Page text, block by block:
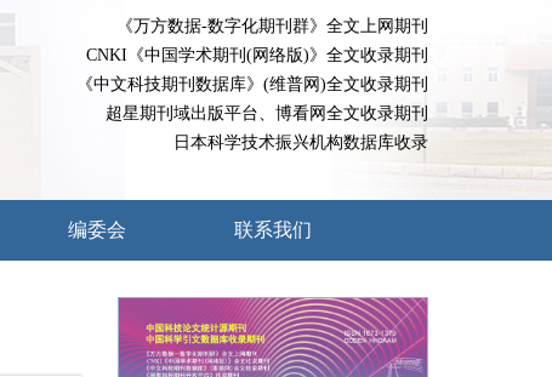
《万方数据-数字化期刊群》全文上网期刊
CNKI《中国学术期刊(网络版)》全文收录期刊
《中文科技期刊数据库》(维普网)全文收录期刊
超星期刊域出版平台、博看网全文收录期刊
日本科学技术振兴机构数据库收录
编委会 联系我们